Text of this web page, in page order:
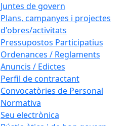
Juntes de govern
Plans, campanyes i projectes
d'obres/activitats
Pressupostos Participatius
Ordenances / Reglaments
Anuncis / Edictes
Perfil de contractant
Convocatòries de Personal
Normativa
Seu electrònica